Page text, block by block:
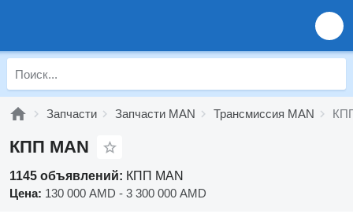
Запчасти Запчасти MAN Трансмиссия MAN
КПП MAN
1145 объявлений: КПП MAN
Цена: 130 000 AMD - 3 300 000 AMD